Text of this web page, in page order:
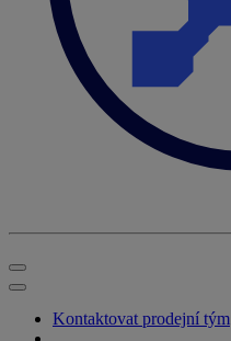
Kontaktovat prodejní tým